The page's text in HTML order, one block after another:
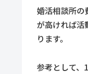
婚活相談所の
が高ければ活
ります。
参考として、